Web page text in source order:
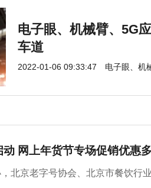
电子眼、机械臂、5G
车道
2022-01-06 09:33:47 电子眼、机
网上年货节专场促销优惠
北京老字号协会、北京市餐饮行